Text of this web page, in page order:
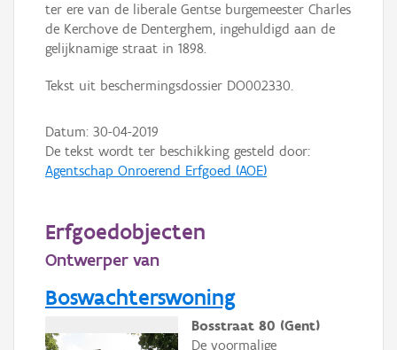
ter ere van de liberale Gentse burgemeester Charles
de Kerchove de Denterghem, ingehuldigd aan de
gelijknamige straat in 1898.
Tekst uit beschermingsdossier DO002330.
Datum: 30-04-2019
De tekst wordt ter beschikking gesteld door:
Agentschap Onroerend Erfgoed (AOE)
Erfgoedobjecten
Ontwerper van
Boswachterswoning
Bosstraat 80 (Gent)
De voormalige